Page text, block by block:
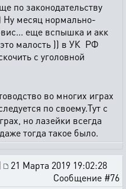
по законодательству
месяц нормально-
еще вспышка и акк
малость )) в УК РФ
с уголовной
во многих играх
по своему.Тут с
но лазейки всегда
тогда такое было.
|
21 Марта 2019 19:02:28
Сообщение #76